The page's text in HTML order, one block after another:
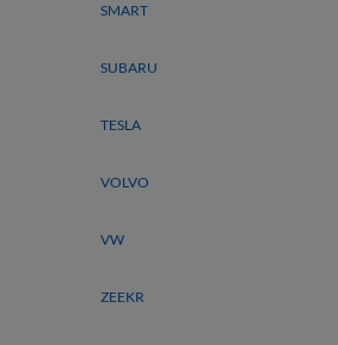
SMART
SUBARU
TESLA
VOLVO
VW
ZEEKR